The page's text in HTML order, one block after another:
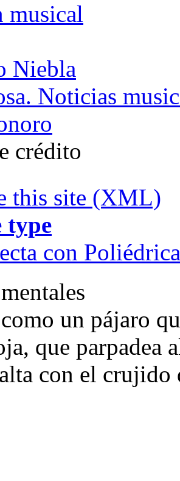
musical
Niebla
Noticias
crédito
this site (XML)
type
con Poliédrica
un pájaro
que parpadea
con el